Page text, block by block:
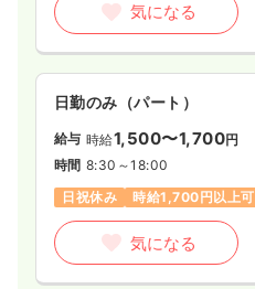
気になる
日勤のみ（パート）
給与 時給1,500〜1,700円
時間 8:30～18:00
日祝休み
時給1,700円以上可
気になる